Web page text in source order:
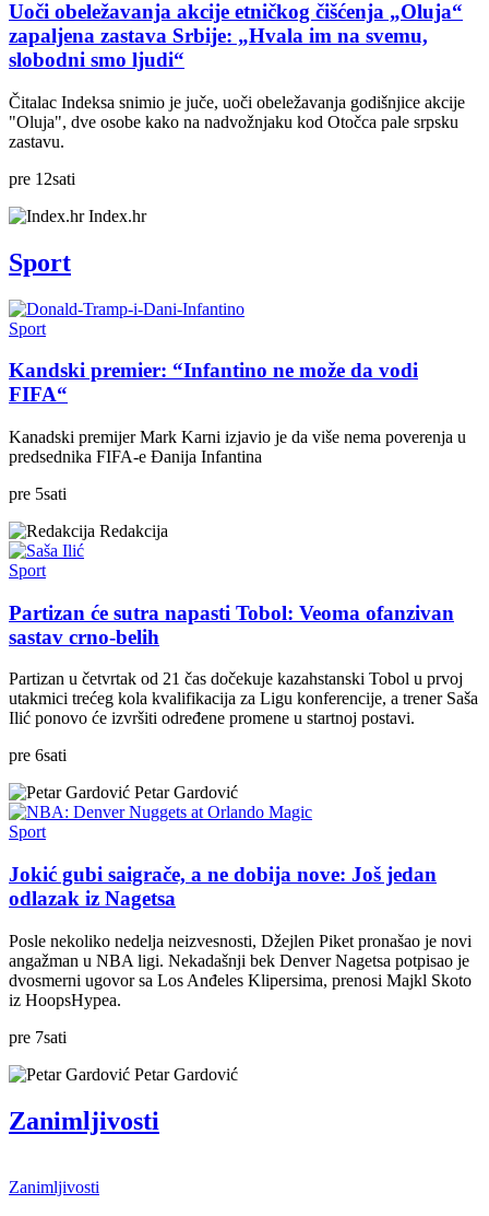
Uoči obeležavanja akcije etničkog čišćenja „Oluja“
zapaljena zastava Srbije: „Hvala im na svemu,
slobodni smo ljudi“
Čitalac Indeksa snimio je juče, uoči obeležavanja godišnjice akcije
"Oluja", dve osobe kako na nadvožnjaku kod Otočca pale srpsku
zastavu.
pre 12sati
Index.hr
Sport
Sport
Kandski premier: “Infantino ne može da vodi
FIFA“
Kanadski premijer Mark Karni izjavio je da više nema poverenja u
predsednika FIFA-e Đanija Infantina
pre 5sati
Redakcija
Sport
Partizan će sutra napasti Tobol: Veoma ofanzivan
sastav crno-belih
Partizan u četvrtak od 21 čas dočekuje kazahstanski Tobol u prvoj
utakmici trećeg kola kvalifikacija za Ligu konferencije, a trener Saša
Ilić ponovo će izvršiti određene promene u startnoj postavi.
pre 6sati
Petar Gardović
Sport
Jokić gubi saigrače, a ne dobija nove: Još jedan
odlazak iz Nagetsa
Posle nekoliko nedelja neizvesnosti, Džejlen Piket pronašao je novi
angažman u NBA ligi. Nekadašnji bek Denver Nagetsa potpisao je
dvosmerni ugovor sa Los Anđeles Klipersima, prenosi Majkl Skoto
iz HoopsHypea.
pre 7sati
Petar Gardović
Zanimljivosti
Zanimljivosti